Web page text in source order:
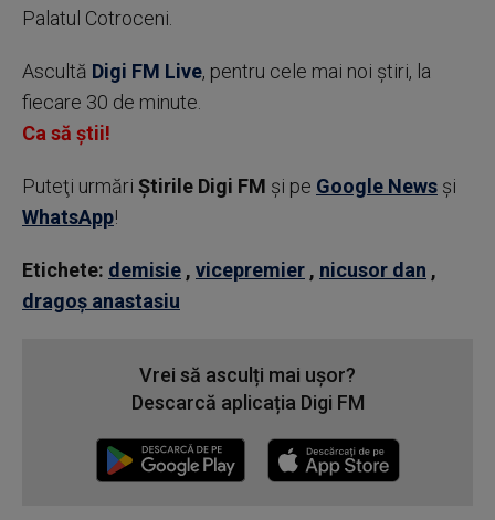
Palatul Cotroceni.
Ascultă Digi FM Live, pentru cele mai noi știri, la
fiecare 30 de minute.
Ca să știi!
Puteţi urmări Știrile Digi FM şi pe Google News şi
WhatsApp!
Etichete: demisie , vicepremier , nicusor dan ,
dragoș anastasiu
Vrei să asculți mai ușor?
Descarcă aplicația Digi FM